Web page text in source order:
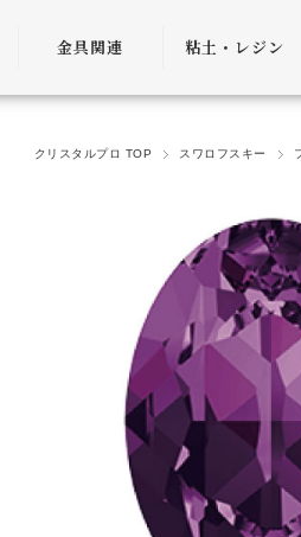
金具関連
金具
チェーン
粘土・レジン
粘土・粘土土台
レジン
クリスタルプロ TOP スワロフスキー